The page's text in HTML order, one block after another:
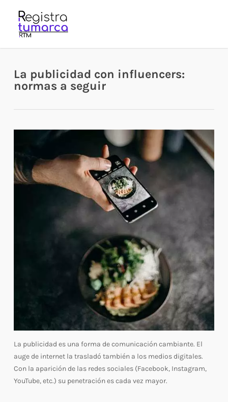
La publicidad con influencers:
normas a seguir
La publicidad es una forma de comunicación cambiante. El
auge de internet la trasladó también a los medios digitales.
Con la aparición de las redes sociales (Facebook, Instagram,
YouTube, etc.) su penetración es cada vez mayor.